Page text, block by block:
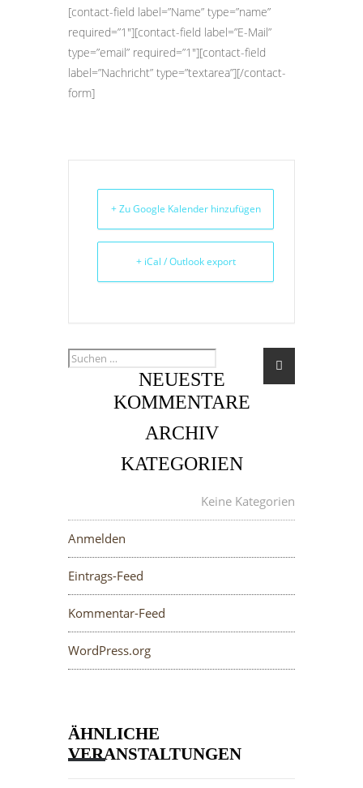
[contact-field label=”Name” type=”name”
required=”1″][contact-field label=”E-Mail”
type=”email” required=”1″][contact-field
label=”Nachricht” type=”textarea”][/contact-
form]
+ Zu Google Kalender hinzufügen
+ iCal / Outlook export
NEUESTE
KOMMENTARE
ARCHIV
KATEGORIEN
Keine Kategorien
Anmelden
Eintrags-Feed
Kommentar-Feed
WordPress.org
ÄHNLICHE
VERANSTALTUNGEN